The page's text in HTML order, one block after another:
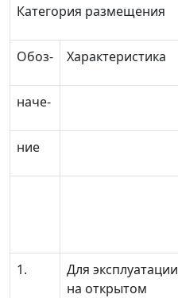
Категория размещения
Обоз- Характеристика
наче-
ние
1.
Для эксплуатации
на открытом